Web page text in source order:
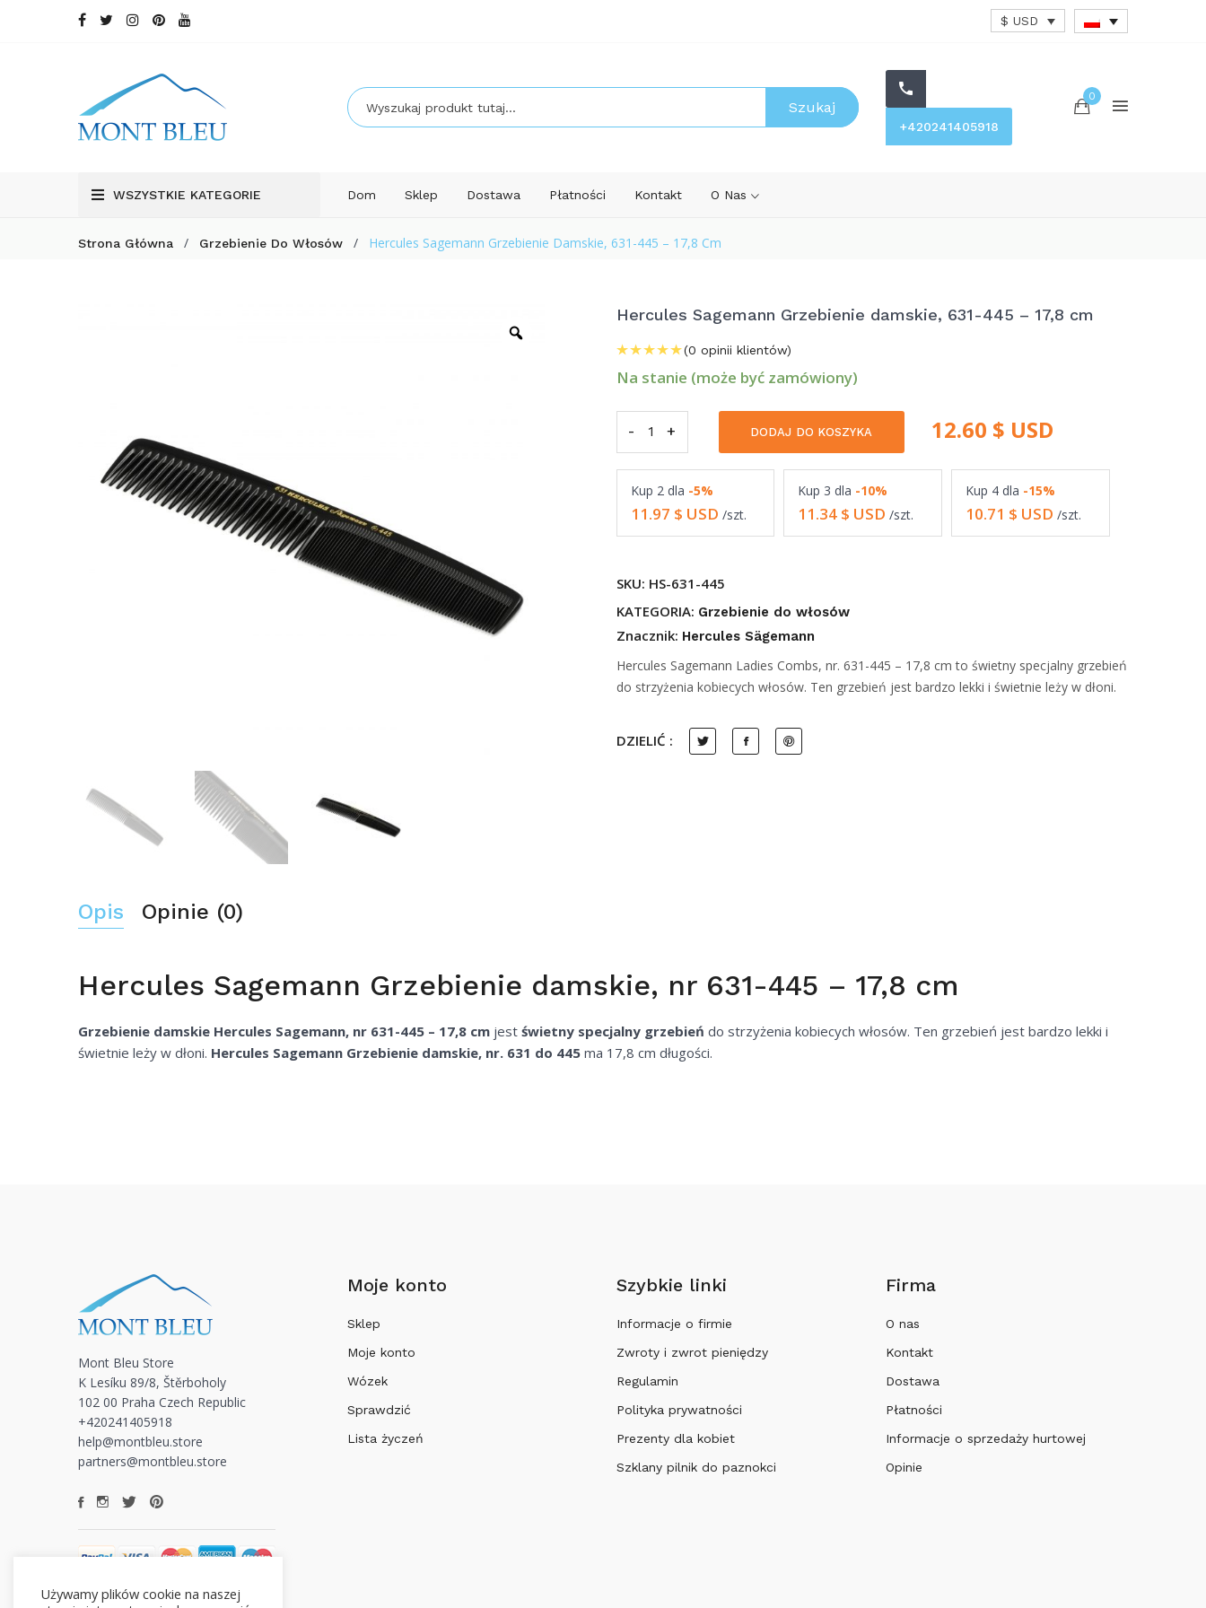
$ USD
Szukaj
+420241405918
0
WSZYSTKIE KATEGORIE Dom Sklep Dostawa Płatności Kontakt O Nas
Strona Główna / Grzebienie Do Włosów / Hercules Sagemann Grzebienie Damskie, 631-445 – 17,8 Cm
Hercules Sagemann Grzebienie damskie, 631-445 – 17,8 cm
(0 opinii klientów)
Na stanie (może być zamówiony)
-
Hercules
Sagemann
damskie,
631-
17,8
cm
quantity
+ DODAJ DO KOSZYKA 12.60 $ USD
Kup 2 dla -5%
11.97 $ USD /szt.
Kup 3 dla -10%
11.34 $ USD /szt.
Kup 4 dla -15%
10.71 $ USD /szt.
SKU: HS-631-445
KATEGORIA: Grzebienie do włosów
Znacznik: Hercules Sägemann
Hercules Sagemann Ladies Combs, nr. 631-445 – 17,8 cm to świetny specjalny grzebień
do strzyżenia kobiecych włosów. Ten grzebień jest bardzo lekki i świetnie leży w dłoni.
DZIELIĆ :
Opis Opinie (0)
Hercules Sagemann Grzebienie damskie, nr 631-445 – 17,8 cm
Grzebienie damskie Hercules Sagemann, nr 631-445 – 17,8 cm jest świetny specjalny grzebień do strzyżenia kobiecych włosów. Ten grzebień jest bardzo lekki i
świetnie leży w dłoni. Hercules Sagemann Grzebienie damskie, nr. 631 do 445 ma 17,8 cm długości.
Mont Bleu Store
K Lesíku 89/8, Štěrboholy
102 00 Praha Czech Republic
+420241405918
help@montbleu.store
partners@montbleu.store
Moje konto
Sklep
Moje konto
Wózek
Sprawdzić
Lista życzeń
Szybkie linki
Informacje o firmie
Zwroty i zwrot pieniędzy
Regulamin
Polityka prywatności
Prezenty dla kobiet
Szklany pilnik do paznokci
Firma
O nas
Kontakt
Dostawa
Płatności
Informacje o sprzedaży hurtowej
Opinie
Używamy plików cookie na naszej